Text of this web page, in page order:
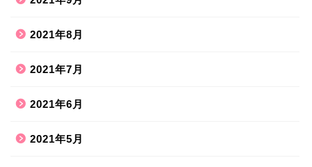
2021年8月
2021年7月
2021年6月
2021年5月